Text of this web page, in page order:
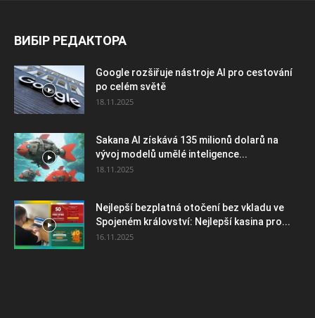
ВИБІР РЕДАКТОРА
Google rozšiřuje nástroje AI pro cestování
po celém světě
18.11.2025
Sakana AI získává 135 milionů dolarů na
vývoj modelů umělé inteligence...
18.11.2025
Nejlepší bezplatná otočení bez vkladu ve
Spojeném království: Nejlepší kasina pro...
16.11.2025